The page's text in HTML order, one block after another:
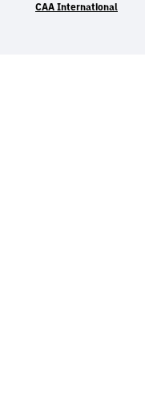
CAA International